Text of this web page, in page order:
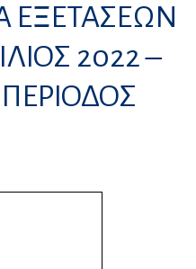
ΕΞΕΤΑΣΕΩΝ
2022 –